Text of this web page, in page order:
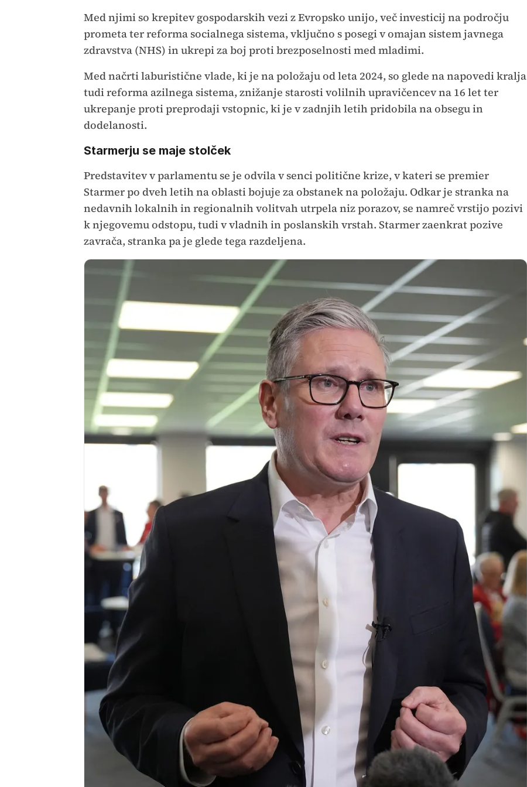
Med njimi so krepitev gospodarskih vezi z Evropsko unijo, več investicij na področju
prometa ter reforma socialnega sistema, vključno s posegi v omajan sistem javnega
zdravstva (NHS) in ukrepi za boj proti brezposelnosti med mladimi.
Med načrti laburistične vlade, ki je na položaju od leta 2024, so glede na napovedi kralja
tudi reforma azilnega sistema, znižanje starosti volilnih upravičencev na 16 let ter
ukrepanje proti preprodaji vstopnic, ki je v zadnjih letih pridobila na obsegu in
dodelanosti.
Starmerju se maje stolček
Predstavitev v parlamentu se je odvila v senci politične krize, v kateri se premier
Starmer po dveh letih na oblasti bojuje za obstanek na položaju. Odkar je stranka na
nedavnih lokalnih in regionalnih volitvah utrpela niz porazov, se namreč vrstijo pozivi
k njegovemu odstopu, tudi v vladnih in poslanskih vrstah. Starmer zaenkrat pozive
zavrača, stranka pa je glede tega razdeljena.